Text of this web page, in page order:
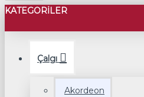
KATEGORILER
Çalgı
Akordeon